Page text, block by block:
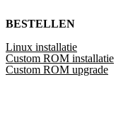
BESTELLEN
Linux installatie
Custom ROM installatie
Custom ROM upgrade